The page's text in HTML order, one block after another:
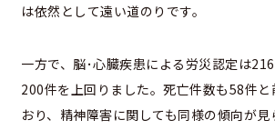
は依然として遠い道のりです。
一方で、脳･心臓疾患による労災認定は
200件を上回りました。死亡件数も58件と
おり、精神障害に関しても同様の傾向が見